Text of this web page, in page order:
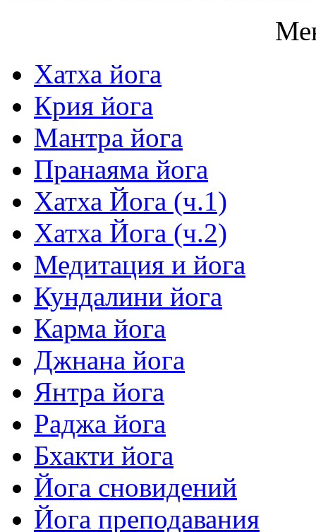
Хатха йога
Крия йога
Мантра йога
Пранаяма йога
Хатха Йога (ч.1)
Хатха Йога (ч.2)
Медитация и йога
Кундалини йога
Карма йога
Джнана йога
Янтра йога
Раджа йога
Бхакти йога
Йога сновидений
Йога преподавания